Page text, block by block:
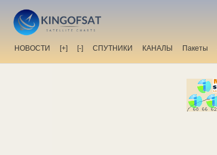
НОВОСТИ [+] [-] СПУТНИКИ КАНАЛЫ Пакеты